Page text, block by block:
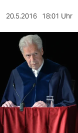
sport
berlin
nord
wahrheit
verlag
20.5.2016 18:01 Uhr